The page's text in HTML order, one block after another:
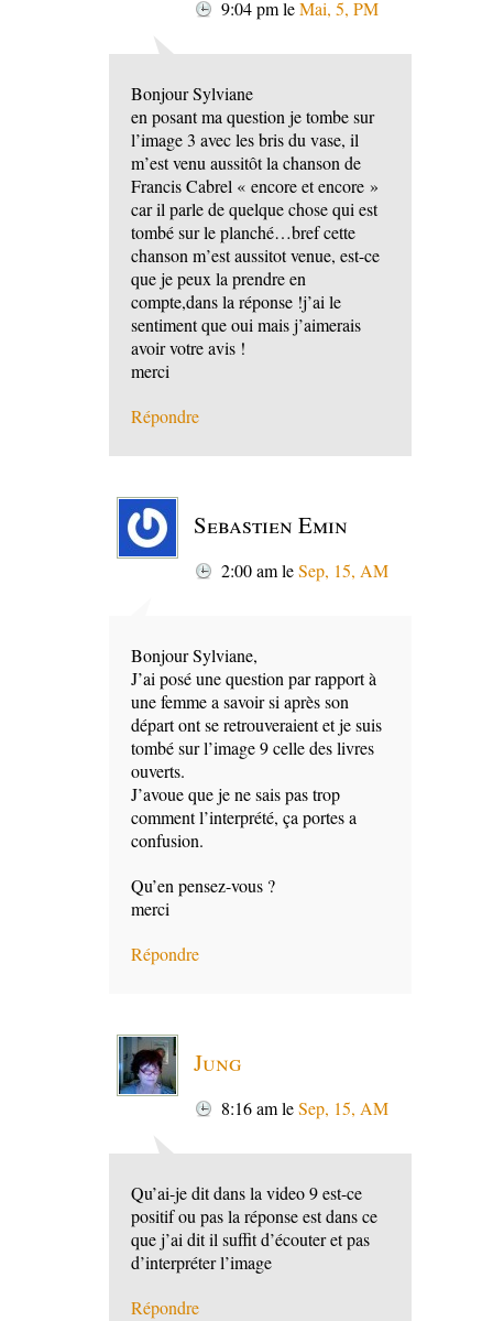
9:04 pmleMai, 5, PM
Bonjour Sylviane
en posant ma question je tombe sur
l’image 3 avec les bris du vase, il
m’est venu aussitôt la chanson de
Francis Cabrel « encore et encore »
car il parle de quelque chose qui est
tombé sur le planché…bref cette
chanson m’est aussitot venue, est-ce
que je peux la prendre en
compte,dans la réponse !j’ai le
sentiment que oui mais j’aimerais
avoir votre avis !
merci
Répondre
Sebastien Emin
2:00 amleSep, 15, AM
Bonjour Sylviane,
J’ai posé une question par rapport à
une femme a savoir si après son
départ ont se retrouveraient et je suis
tombé sur l’image 9 celle des livres
ouverts.
J’avoue que je ne sais pas trop
comment l’interprété, ça portes a
confusion.
Qu’en pensez-vous ?
merci
Répondre
Jung
8:16 amleSep, 15, AM
Qu’ai-je dit dans la video 9 est-ce
positif ou pas la réponse est dans ce
que j’ai dit il suffit d’écouter et pas
d’interpréter l’image
Répondre